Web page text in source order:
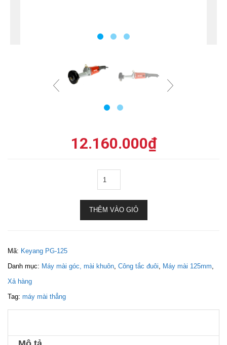
12.160.000₫
THÊM VÀO GIỎ
Mã: Keyang PG-125
Danh mục: Máy mài góc, mài khuôn, Công tắc đuôi, Máy mài 125mm,
Xả hàng
Tag: máy mài thẳng